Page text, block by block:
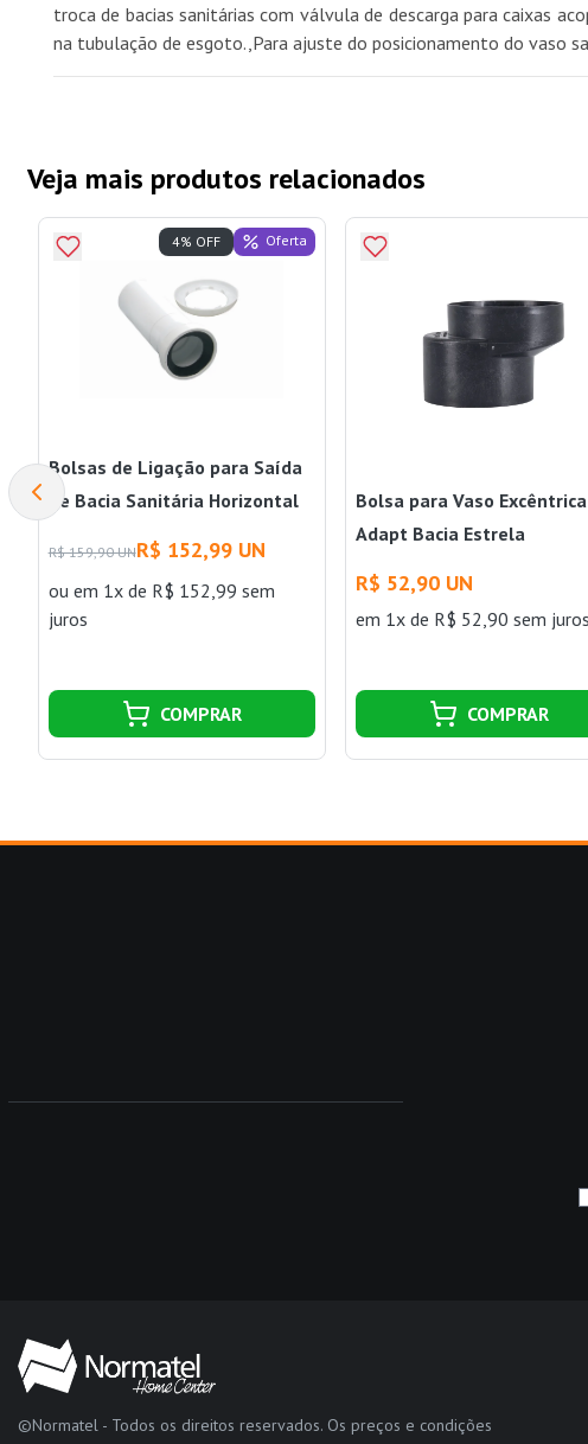
troca de bacias sanitárias com válvula de descarga para caixas
na tubulação de esgoto.,Para ajuste do posicionamento do vaso
Veja mais produtos relacionados
Bolsas de Ligação para Saída
de Bacia Sanitária Horizontal
R$ 159,90 UNR$ 152,99 UN
ou em 1x de R$ 152,99 sem
juros
4% OFF Oferta
COMPRAR
Bolsa para Vaso Excêntrica
Adapt Bacia Estrela
R$ 52,90 UN
em 1x de R$ 52,90 sem juros
COMPRAR
©Normatel - Todos os direitos reservados. Os preços e condições